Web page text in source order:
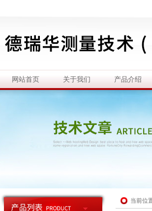
网站首页 关于我们 产品介绍
当前位